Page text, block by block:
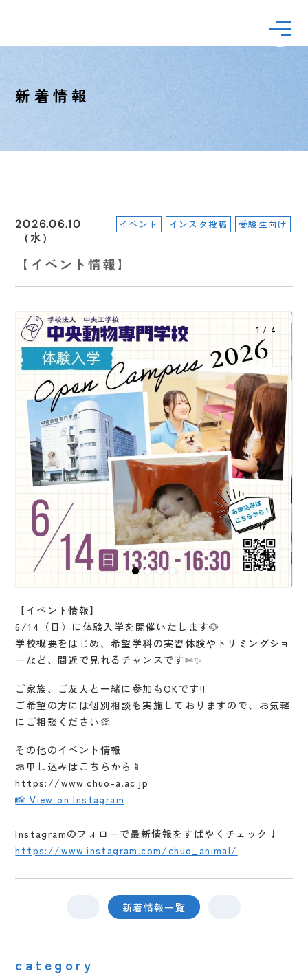
新着情報
category
2026.06.10
（水）
イベント インスタ投稿 受験生向け
【イベント情報】
1 / 4
【イベント情報】
6/14（日）に体験入学を開催いたします🐶
学校概要をはじめ、希望学科の実習体験やトリミングショ
ーなど、間近で見れるチャンスです✄✨️
ご家族、ご友人と一緒に参加もOKです!!
ご希望の方には個別相談も実施しておりますので、お気軽
にご相談ください👏
その他のイベント情報
お申し込みはこちらから📱
https://www.chuo-a.ac.jp
📸 View on Instagram
Instagramのフォローで最新情報をすばやくチェック↓
https://www.instagram.com/chuo_animal/
新着情報一覧